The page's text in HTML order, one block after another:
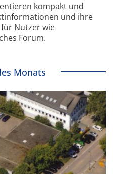
kompakt und
und ihre
Nutzer wie
Forum.
Monats